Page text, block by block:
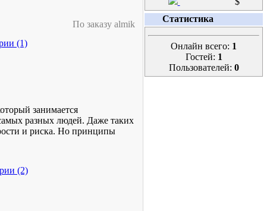
По заказу almik
(1)
занимается
разных людей. Даже таких
и риска. Но принципы
(2)
Статистика
Онлайн всего: 1
Гостей: 1
Пользователей: 0